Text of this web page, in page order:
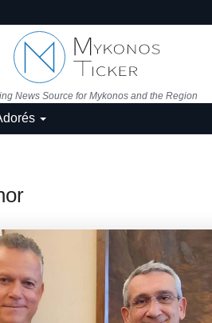
News Source for Mykonos and the Region